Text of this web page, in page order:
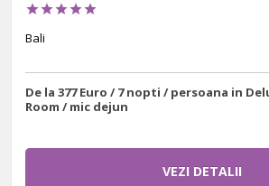

Bali
De la 377 Euro / 7 nopti / persoana in
Room / mic dejun
VEZI DETALII